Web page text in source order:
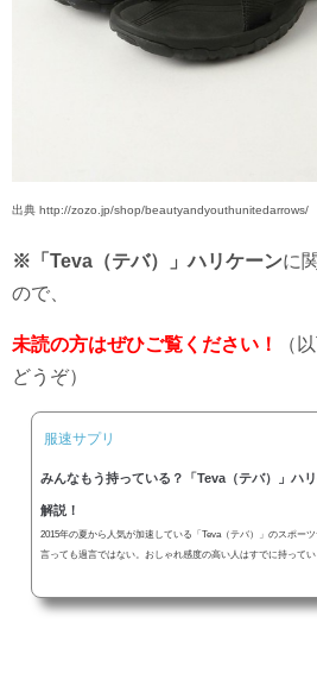
出典 http://zozo.jp/shop/beautyandyouthunitedarrows/
※ 「Teva（テバ）」ハリケーンに
ので、
未読の方はぜひご覧ください！
（
どうぞ）
服速サプリ
みんなもう持っている？「Teva（テバ）」ハ
解説！
2015年の夏から人気が加速している「Teva（テバ）」のスポー
言っても過言ではない。おしゃれ感度の高い人はすでに持ってい